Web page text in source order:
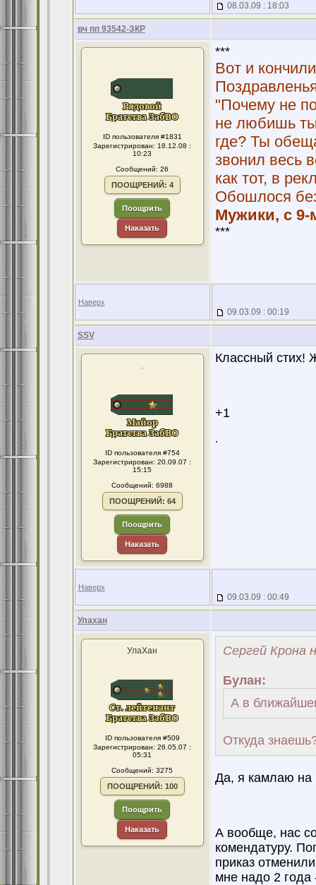
08.03.09 : 18:03
вч пп 93542-ЗКР
ID пользователя #1831
Зарегистрирован: 18.12.08 :
10:23
Сообщений: 26
ПООЩРЕНИЙ: 4
Поощрить
Наказать
***
Вот и
"Почему не
не любишь
где? Ты
звонил весь
как тот, в
Обошлося
Мужики, с 9-
***
Наверх
09.03.09 : 00:19
SSV
.
ID пользователя #754
Зарегистрирован: 20.09.07 :
15:15
Сообщений: 6988
ПООЩРЕНИЙ: 64
Поощрить
Наказать
Классный стих!
+1
.
Наверх
09.03.09 : 00:49
Улахан
УлаХан
ID пользователя #509
Зарегистрирован: 26.05.07 :
05:31
Сообщений: 3275
ПООЩРЕНИЙ: 100
Поощрить
Наказать
Сергей Крона
Булан:
А в
Откуда
Да, я камлаю на
А вообще, нас
комендатуру.
приказ
мне надо 2 года